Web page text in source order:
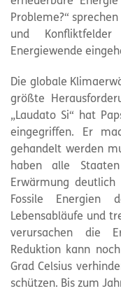
Probleme?“
und
Energiewende
Die globale
größte
„Laudato Si“ hat
eingegriffen. Er
gehandelt werden
haben alle
Erwärmung deutlich
Fossile Energien
Lebensabläufe und
verursachen die
Reduktion kann
Grad Celsius
schützen. Bis zum